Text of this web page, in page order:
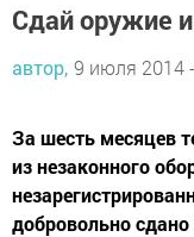
Сдай оружие
автор, 9 июля 2014
За шесть месяцев
из незаконного
добровольно